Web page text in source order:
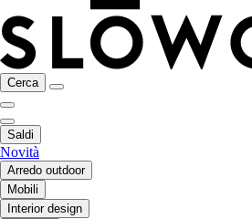
Cerca
Saldi
Novità
Arredo outdoor
Mobili
Interior design